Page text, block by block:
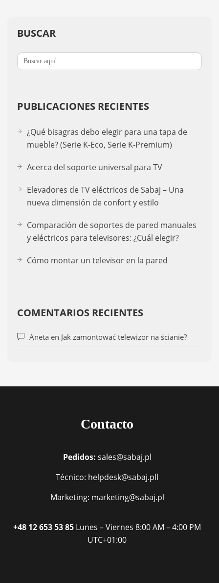
BUSCAR
Buscar:
PUBLICACIONES RECIENTES
¿Qué bisagras debo elegir para una tapa de
mueble? (Serie K-Eco, Serie K-Premium)
Acerca del soporte universal para TV
Elevadores de TV eléctricos de Sabaj – Una
nueva dimensión de confort y estilo
Comparación de soportes de pared manuales
y eléctricos para televisores: ¿Cuál elegir?
Cómo montar un televisor en la pared
COMENTARIOS RECIENTES
Aneta en Jak zamontować telewizor na ścianie?
Contacto
Pedidos: sales@sabaj.pl
Técnico: helpdesk@sabaj.pll
Marketing: marketing@sabaj.pl
+48 12 653 53 85 Lunes – Viernes 8:00 AM – 4:00 PM
UTC+01:00